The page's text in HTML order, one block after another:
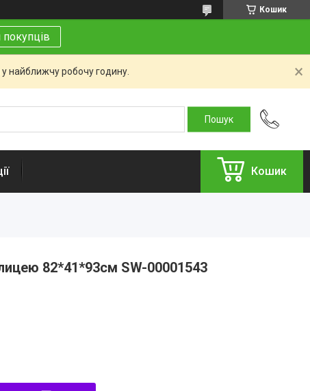
Кошик
найближчу робочу годину.
Кошик
82*41*93см SW-00001543